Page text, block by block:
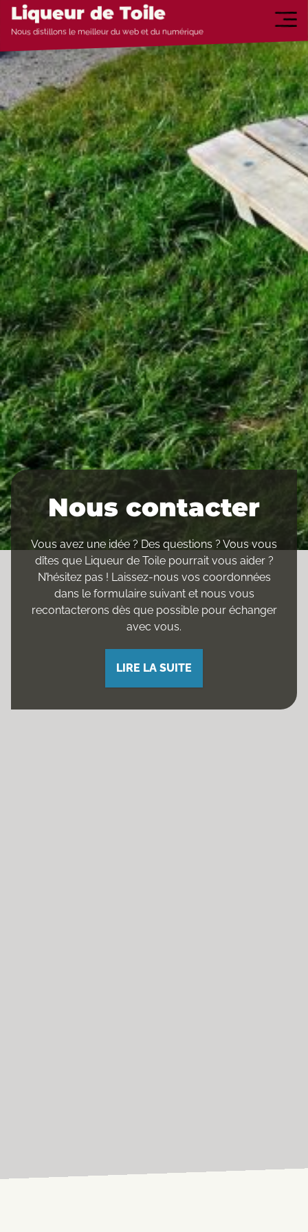
Aller au contenu
Liqueur de Toile
Nous distillons le meilleur du web et du numérique
Nous contacter
Vous avez une idée ? Des questions ? Vous vous
dîtes que Liqueur de Toile pourrait vous aider ?
N’hésitez pas ! Laissez-nous vos coordonnées
dans le formulaire suivant et nous vous
recontacterons dès que possible pour échanger
avec vous.
LIRE LA SUITE